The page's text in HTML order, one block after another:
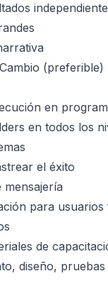
(preferible)
en
en todos los
el éxito
mensajería
para usuarios
de
diseño, pruebas